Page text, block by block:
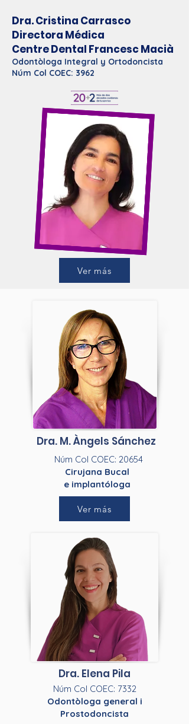
Dra. Cristina Carrasco
Directora Médica
Centre Dental Francesc Macià
Odontòloga Integral y Ortodoncista
Núm Col COEC: 3962
Ver más
Dra. M. Àngels Sánchez
Núm Col COEC: 20654
Cirujana Bucal
e implantóloga
Ver más
Dra. Elena Pila
Núm Col COEC: 7332
Odontòloga general i
Prostodoncista